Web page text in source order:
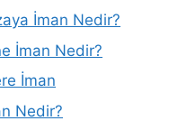
İman Nedir?
İman Nedir?
İman
Nedir?